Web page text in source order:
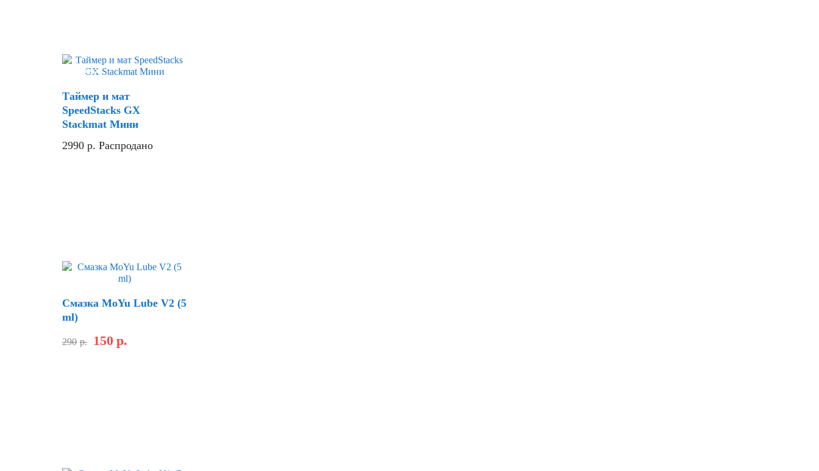
Скидка
Таймер и мат
SpeedStacks GX
Stackmat Мини
2990 р. Распродано
Смазка MoYu Lube V2 (5
ml)
290 р. 150 р.